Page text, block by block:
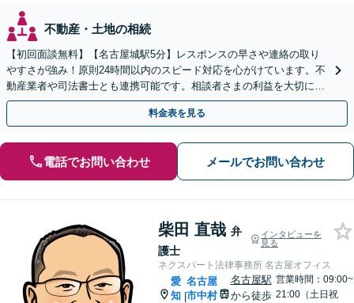
不動産・土地の相続
【初回面談無料】【名古屋城駅5分】レスポンスの早さや連絡の取り
やすさが強み！原則24時間以内のスピード対応を心がけています。不
動産業者や司法書士とも連携可能です。相談者さまの利益を大切にい
たします。【完全個室】
料金表を見る
電話でお問い合わせ メールでお問い合わせ
柴田 直哉 弁
護士
インタビューを
見る
ネクスパート法律事務所 名古屋オフィス
愛
知 |
名古屋
市中村
名古屋駅
から徒歩
営業時間：09:00~
21:00（土日祝